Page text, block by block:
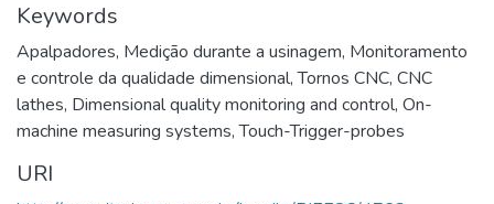
Keywords
Apalpadores, Medição durante a usinagem, Monitoramento
e controle da qualidade dimensional,Tornos CNC, CNC
lathes, Dimensional quality monitoring and control, On-
machine measuring systems,Touch-Trigger-probes
URI